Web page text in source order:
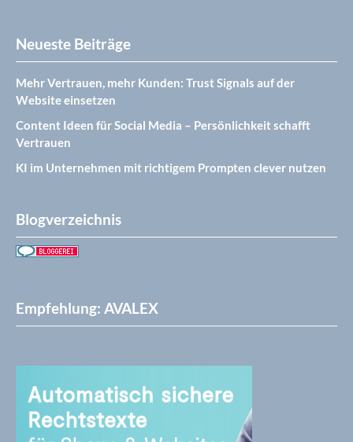
Neueste Beiträge
Mehr Vertrauen, mehr Kunden: Trust Signals auf der
Website einsetzen
Content Ideen für Social Media – Persönlichkeit schafft
Vertrauen
KI im Unternehmen mit richtigem Prompten clever nutzen
Blogverzeichnis
Empfehlung: AVALEX